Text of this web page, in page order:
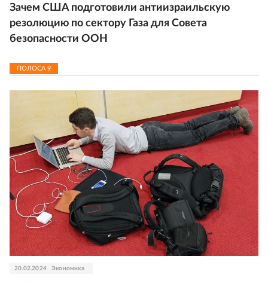
Зачем США подготовили антиизраильскую
резолюцию по сектору Газа для Совета
безопасности ООН
ПОЛОСА 9
20.02.2024 Экономика